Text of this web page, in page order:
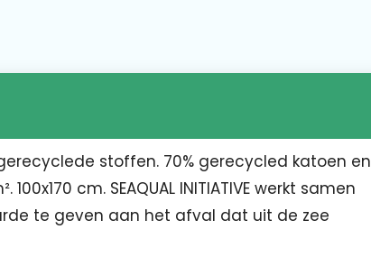
stoffen. 70% gerecycled katoen en
cm. SEAQUAL INITIATIVE werkt samen
te geven aan het afval dat uit de zee